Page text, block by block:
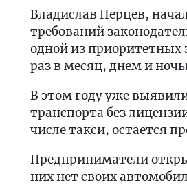
Владислав Перцев,
требований
одной из приоритетных
раз в месяц, днем и
В этом году уже
транспорта без
числе такси, остается
Предприниматели
них нет своих